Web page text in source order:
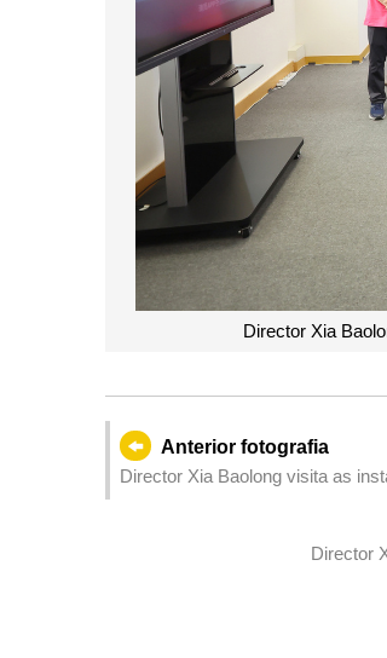
Director Xia
Anterior fotografia
Director Xia Baolong visita as
Director